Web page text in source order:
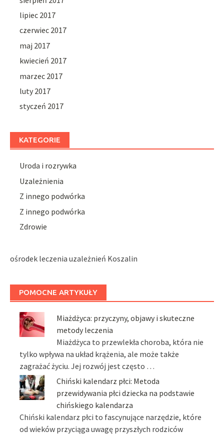
lipiec 2017
czerwiec 2017
maj 2017
kwiecień 2017
marzec 2017
luty 2017
styczeń 2017
KATEGORIE
Uroda i rozrywka
Uzależnienia
Z innego podwórka
Z innego podwórka
Zdrowie
ośrodek leczenia uzależnień Koszalin
POMOCNE ARTYKUŁY
Miażdżyca: przyczyny, objawy i skuteczne
metody leczenia
Miażdżyca to przewlekła choroba, która nie
tylko wpływa na układ krążenia, ale może także
zagrażać życiu. Jej rozwój jest często …
Chiński kalendarz płci: Metoda
przewidywania płci dziecka na podstawie
chińskiego kalendarza
Chiński kalendarz płci to fascynujące narzędzie, które
od wieków przyciąga uwagę przyszłych rodziców